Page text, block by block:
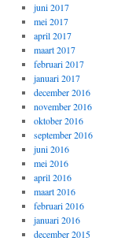
juni 2017
mei 2017
april 2017
maart 2017
februari 2017
januari 2017
december 2016
november 2016
oktober 2016
september 2016
juni 2016
mei 2016
april 2016
maart 2016
februari 2016
januari 2016
december 2015